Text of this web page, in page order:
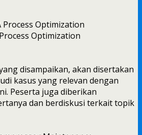
Optimization
disampaikan, akan disertakan
kasus yang relevan dengan
Peserta juga diberikan
dan berdiskusi terkait topik